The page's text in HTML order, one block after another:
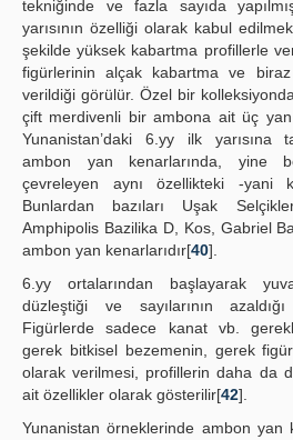
tekniğinde ve fazla sayıda
yarısının özelliği olarak kabul
şekilde yüksek kabartma profillerle
figürlerinin alçak kabartma ve
verildiği görülür. Özel bir
çift merdivenli bir ambona ait üç
Yunanistan’daki 6.yy ilk yarısına
ambon yan kenarlarında, yine
çevreleyen aynı özellikteki -yani
Bunlardan bazıları Uşak
Amphipolis Bazilika D, Kos, Gabriel
ambon yan kenarlarıdır[40].
6.yy ortalarından başlayarak
düzleştiği ve sayılarının
Figürlerde sadece kanat vb.
gerek bitkisel bezemenin, gerek
olarak verilmesi, profillerin daha da
ait özellikler olarak gösterilir[42].
Yunanistan örneklerinde ambon yan